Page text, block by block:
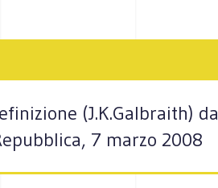
(J.K.Galbraith) da
7 marzo 2008